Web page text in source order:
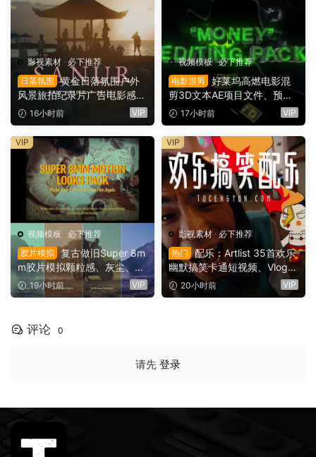
影视素材 · 必下推荐
日落氛围
黄金日落氛围户外
风景旅拍纪录片广告电影感短
片达芬奇调色节点+LUT调色
预设（16144）
16小时前 VIP
视频模板·必下推荐
电影混剪 好莱坞高燃电影混
剪3D文本AE项目文件、预
设、效果、项目设置素材包 M
oney” Editing Pack（1614
3）
17小时前 VIP
视频模板 · 必下推荐
胶片模拟 复古做旧Super 8m
m胶片模拟颗粒感、灰尘、划
痕、边框、胶片烧伤、漏光婚
礼纪录片旅游vlog影片视觉效
19小时前 VIP
VIP
影视素材 · 必下推荐
热门
配乐：Artlist 35首欢乐
幽默搞笑卡通短视频、Vlog、
情景喜剧电影广告配乐BGM
视频背景音乐素材（16141）
20小时前 VIP
VIP
评论 0
请先 登录